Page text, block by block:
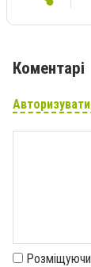
Коментарі